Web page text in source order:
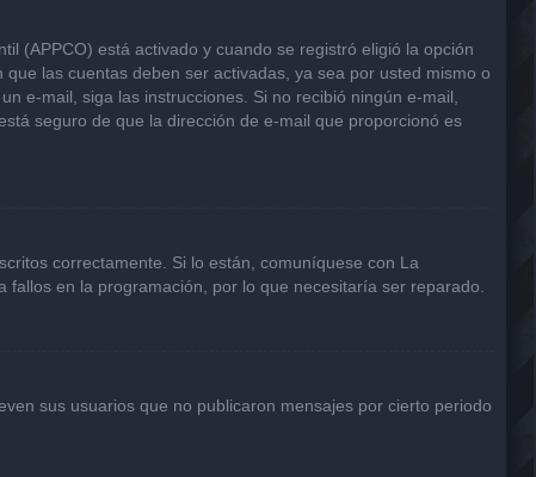
(APPCO) está activado y cuando se registró eligió la opción
las cuentas deben ser activadas, ya sea por usted mismo o
e-mail, siga las instrucciones. Si no recibió ningún e-mail,
seguro de que la dirección de e-mail que proporcionó es
correctamente. Si lo están, comuníquese con La
en la programación, por lo que necesitaría ser reparado.
sus usuarios que no publicaron mensajes por cierto periodo